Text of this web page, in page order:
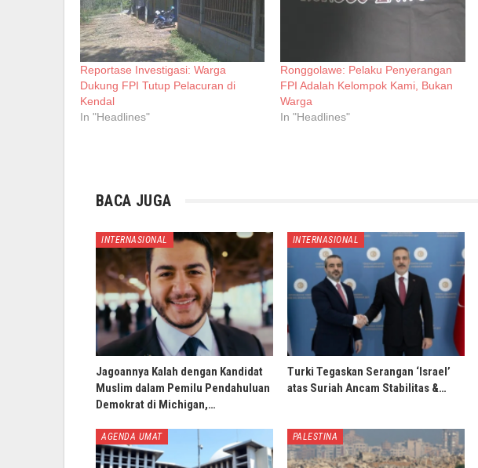
Reportase Investigasi: Warga
Dukung FPI Tutup Pelacuran di
Kendal
In "Headlines"
Ronggolawe: Pelaku Penyerangan
FPI Adalah Kelompok Kami, Bukan
Warga
In "Headlines"
BACA JUGA
INTERNASIONAL
Jagoannya Kalah dengan Kandidat
Muslim dalam Pemilu Pendahuluan
Demokrat di Michigan,…
INTERNASIONAL
Turki Tegaskan Serangan ‘Israel’
atas Suriah Ancam Stabilitas &…
AGENDA UMAT PALESTINA